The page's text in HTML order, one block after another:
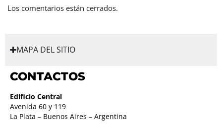
Los comentarios están cerrados.
MAPA DEL SITIO
CONTACTOS
Edificio Central
Avenida 60 y 119
La Plata – Buenos Aires – Argentina